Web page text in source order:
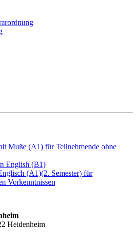
Muße (A1) für Teilnehmende ohne
English (B1)
(A1)(2. Semester) für
Vorkenntnissen
Heidenheim